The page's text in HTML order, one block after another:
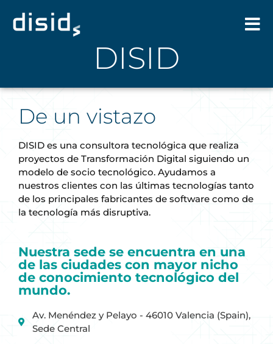
DISID
De un vistazo
DISID es una consultora tecnológica que realiza
proyectos de Transformación Digital siguiendo un
modelo de socio tecnológico. Ayudamos a
nuestros clientes con las últimas tecnologías tanto
de los principales fabricantes de software como de
la tecnología más disruptiva.
Nuestra sede se encuentra en una
de las ciudades con mayor nicho
de conocimiento tecnológico del
mundo.
Av. Menéndez y Pelayo - 46010 Valencia (Spain),
Sede Central